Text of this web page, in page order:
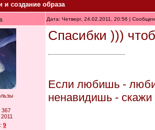
и создание образа
Дата: Четверг, 24.02.2011, 20:56 |
367
2011
9
Спасибки )))
Если любишь - люби
ненавидишь - скажи